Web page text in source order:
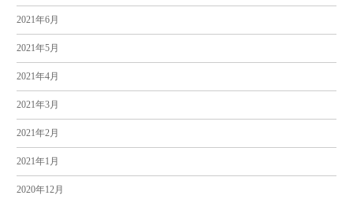
2021年6月
2021年5月
2021年4月
2021年3月
2021年2月
2021年1月
2020年12月